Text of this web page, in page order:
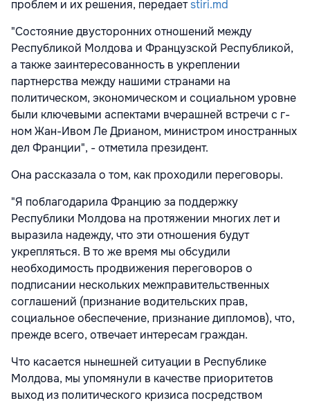
проблем и их решения, передаетstiri.md
"Состояние двусторонних отношений между
Республикой Молдова и Французской Республикой,
а также заинтересованность в укреплении
партнерства между нашими странами на
политическом, экономическом и социальном уровне
были ключевыми аспектами вчерашней встречи с г-
ном Жан-Ивом Ле Дрианом, министром иностранных
дел Франции", - отметила президент.
Она рассказала о том, как проходили переговоры.
"Я поблагодарила Францию за поддержку
Республики Молдова на протяжении многих лет и
выразила надежду, что эти отношения будут
укрепляться. В то же время мы обсудили
необходимость продвижения переговоров о
подписании нескольких межправительственных
соглашений (признание водительских прав,
социальное обеспечение, признание дипломов), что,
прежде всего, отвечает интересам граждан.
Что касается нынешней ситуации в Республике
Молдова, мы упомянули в качестве приоритетов
выход из политического кризиса посредством